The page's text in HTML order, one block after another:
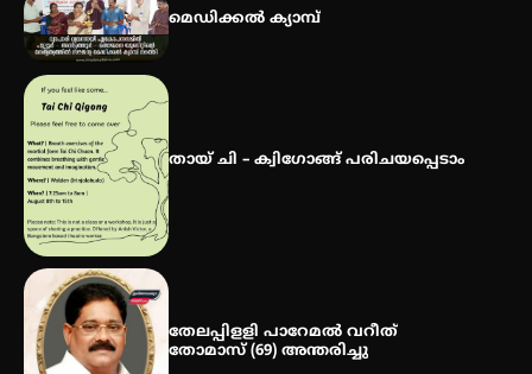
സാധ്യത ഇരിങ്ങാലക്കുടയിൽ 4.4
മില്ലി മീറ്റർ മഴ ലഭിച്ചു
സ്വദേശി ആതിര എം കെ യുടെ
നേട്ടം പ്രതിസന്ധികളോട് പൊരുതി
മെഡിക്കൽ ക്യാമ്പ്
തായ് ചി – ക്വിഗോങ്ങ് പരിചയപ്പെടാം
തേലപ്പിളളി പാറേമൽ വറീത്
തോമാസ് (69) അന്തരിച്ചു